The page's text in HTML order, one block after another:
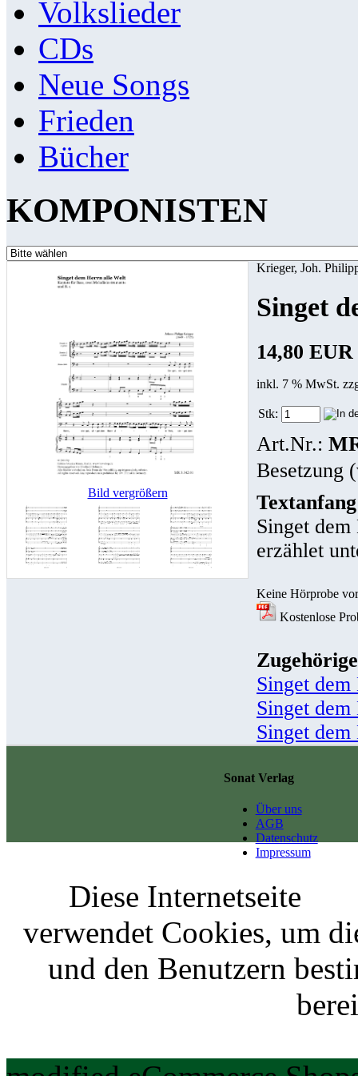
Volkslieder
CDs
Neue Songs
Frieden
Bücher
KOMPONISTEN
Bild vergrößern
Krieger, Joh.
Singet
14,80 EUR
inkl. 7 % MwSt.
Stk:
Art.Nr.:
Besetzung
Singet
erzählet
Keine Hörprobe
Kostenlose
Singet
Singet
Singet
Sonat Verlag
Über uns
AGB
Datenschutz
Impressum
Diese Internetseite
verwendet Cookies, um
und den Benutzern